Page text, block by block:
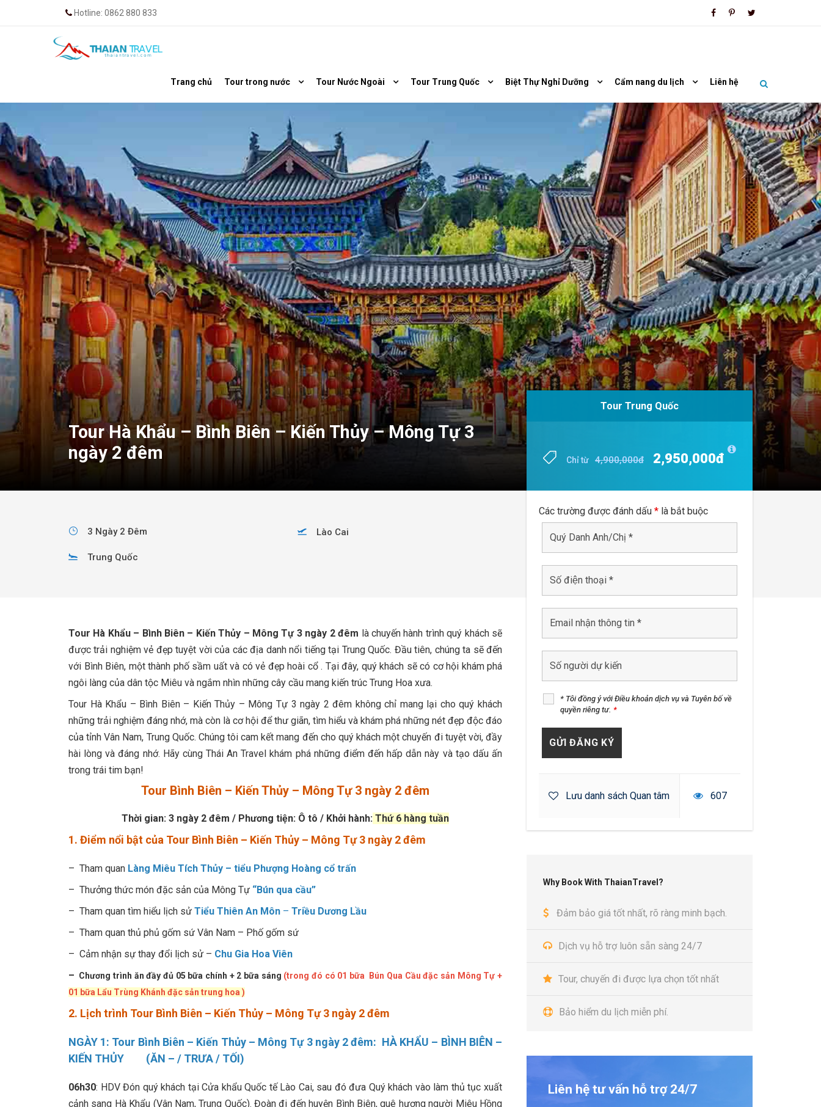
Hotline: 0862 880 833
Trang chủ Tour trong nước Tour Nước Ngoài Tour Trung Quốc Biệt Thự Nghỉ Dưỡng Cẩm nang du lịch Liên hệ
Tour Hà Khẩu – Bình Biên – Kiến Thủy – Mông Tự 3
ngày 2 đêm
Tour Trung Quốc
Chỉ từ 4,900,000đ 2,950,000đ
Tour Trung Quốc
Chỉ từ 4,900,000đ 2,950,000đ
Các trường được đánh dấu * là bắt buộc
* Tôi đồng ý với Điều khoản dịch vụ và Tuyên bố về
quyền riêng tư. *
Lưu danh sách Quan tâm 607
Why Book With ThaianTravel?
Đảm bảo giá tốt nhất, rõ ràng minh bạch.
Dịch vụ hỗ trợ luôn sẵn sàng 24/7
Tour, chuyến đi được lựa chọn tốt nhất
Bảo hiểm du lịch miễn phí.
Liên hệ tư vấn hỗ trợ 24/7
3 Ngày 2 Đêm Lào Cai
Trung Quốc
Tour Hà Khẩu – Bình Biên – Kiến Thủy – Mông Tự 3 ngày 2 đêm là chuyến hành trình quý khách sẽ
được trải nghiệm vẻ đẹp tuyệt vời của các địa danh nổi tiếng tại Trung Quốc. Đầu tiên, chúng ta sẽ đến
với Bình Biên, một thành phố sầm uất và có vẻ đẹp hoài cổ . Tại đây, quý khách sẽ có cơ hội khám phá
ngôi làng của dân tộc Miêu và ngắm nhìn những cây cầu mang kiến trúc Trung Hoa xưa.
Tour Hà Khẩu – Bình Biên – Kiến Thủy – Mông Tự 3 ngày 2 đêm không chỉ mang lại cho quý khách
những trải nghiệm đáng nhớ, mà còn là cơ hội để thư giãn, tìm hiểu và khám phá những nét đẹp độc đáo
của tỉnh Vân Nam, Trung Quốc. Chúng tôi cam kết mang đến cho quý khách một chuyến đi tuyệt vời, đầy
hài lòng và đáng nhớ. Hãy cùng Thái An Travel khám phá những điểm đến hấp dẫn này và tạo dấu ấn
trong trái tim bạn!
Tour Bình Biên – Kiến Thủy – Mông Tự 3 ngày 2 đêm
Thời gian: 3 ngày 2 đêm / Phương tiện: Ô tô / Khởi hành: Thứ 6 hàng tuần
1. Điểm nổi bật của Tour Bình Biên – Kiến Thủy – Mông Tự 3 ngày 2 đêm
– Tham quan Làng Miêu Tích Thủy – tiểu Phượng Hoàng cổ trấn
– Thưởng thức món đặc sản của Mông Tự “Bún qua cầu”
– Tham quan tìm hiểu lịch sử Tiểu Thiên An Môn – Triều Dương Lầu
– Tham quan thủ phủ gốm sứ Vân Nam – Phố gốm sứ
– Cảm nhận sự thay đổi lịch sử – Chu Gia Hoa Viên
– Chương trình ăn đầy đủ 05 bữa chính + 2 bữa sáng (trong đó có 01 bữa Bún Qua Cầu đặc sản Mông Tự +
01 bữa Lẩu Trùng Khánh đặc sản trung hoa )
2. Lịch trình Tour Bình Biên – Kiến Thủy – Mông Tự 3 ngày 2 đêm
NGÀY 1: Tour Bình Biên – Kiến Thủy – Mông Tự 3 ngày 2 đêm: HÀ KHẨU – BÌNH BIÊN –
KIẾN THỦY (ĂN – / TRƯA / TỐI)
06h30: HDV Đón quý khách tại Cửa khẩu Quốc tế Lào Cai, sau đó đưa Quý khách vào làm thủ tục xuất
cảnh sang Hà Khẩu (Vân Nam, Trung Quốc). Đoàn đi đến huyện Bình Biên, quê hương người Miêu Hồng